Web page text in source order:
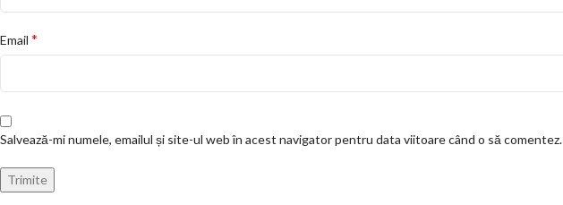
Email *
Salvează-mi numele, emailul și site-ul web în acest navigator pentru data viitoare când o să comentez.